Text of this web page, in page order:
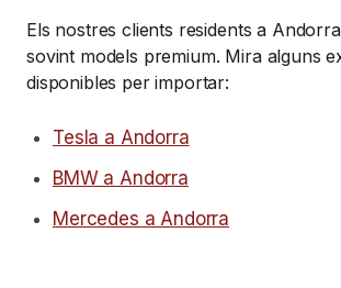
Els nostres clients residents a
sovint models premium. Mira alguns
disponibles per importar:
Tesla a Andorra
BMW a Andorra
Mercedes a Andorra